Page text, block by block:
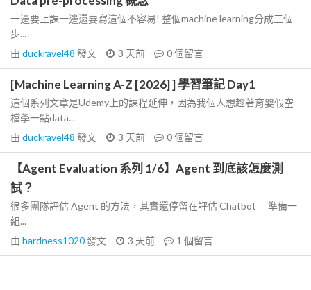
一邊要上課一邊還要寫這個不容易! 整個machine learning分成三個
步...
由 duckravel48 發文 3 天前 0個留言
[Machine Learning A-Z [2026] ] 學習筆記 Day1
這個系列文章是Udemy上的課程延伸，因為我個人想趁著育嬰假空
檔學一點data...
由 duckravel48 發文 3 天前 0個留言
【Agent Evaluation 系列 1/6】Agent 到底該怎麼測
試？
很多團隊評估 Agent 的方法，其實還停留在評估 Chatbot。 準備一
組...
由 hardness1020發文 3 天前 1 個留言